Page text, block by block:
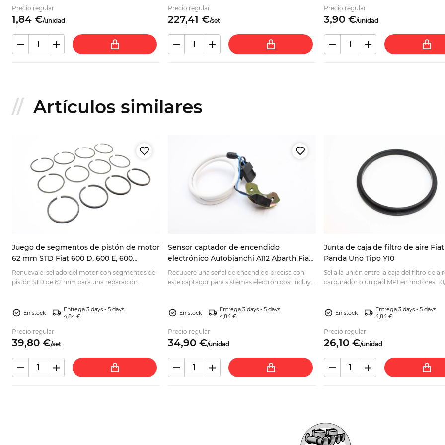
Precio regular
1,84 €/unidad
Precio regular
227,41 €/set
Precio regular
3,90 €/unidad
Artículos similares
Juego de segmentos de pistón de motor
62 mm STD Fiat 600 D, 600 E, 600
Multipla, Zastava 750
Renueva el sellado del motor con segmentos de
pistón STD de 62 mm para una reparación
En stock
Entrega 3 days - 5 days
4,84 €
Precio regular
39,80 €/set
Sensor captador de encendido
electrónico Autobianchi A112 Abarth Fiat
124 Spider 9937730
Recupere una señal de encendido precisa con
este captador para sistemas electrónicos; incluye
En stock
Entrega 3 days - 5 days
4,84 €
Precio regular
34,90 €/unidad
Junta de caja de filtro de aire Fiat
Panda Uno Tipo Y10
Sella la unión entre la caja del filtro de
carburador o unidad MPI en motores 1.0/
En stock
Entrega 3 days - 5 days
4,84 €
Precio regular
26,10 €/unidad